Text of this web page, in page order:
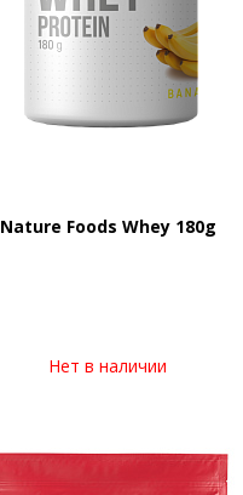
Nature Foods Whey 180g
Нет в наличии